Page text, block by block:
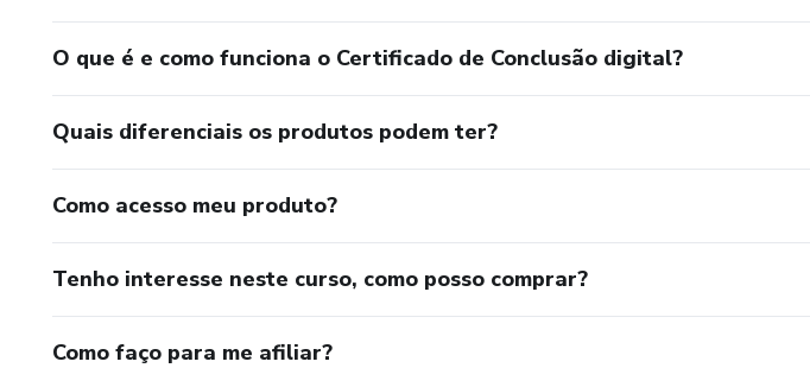
O que é e como funciona o Certificado de Conclusão digital?
Quais diferenciais os produtos podem ter?
Como acesso meu produto?
Tenho interesse neste curso, como posso comprar?
Como faço para me afiliar?